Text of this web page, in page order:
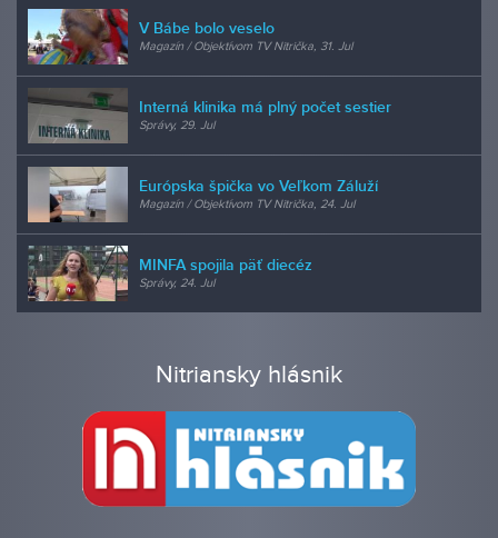
V Bábe bolo veselo
Magazín / Objektívom TV Nitrička, 31. Jul
Interná klinika má plný počet sestier
Správy, 29. Jul
Európska špička vo Veľkom Záluží
Magazín / Objektívom TV Nitrička, 24. Jul
MINFA spojila päť diecéz
Správy, 24. Jul
Nitriansky hlásnik